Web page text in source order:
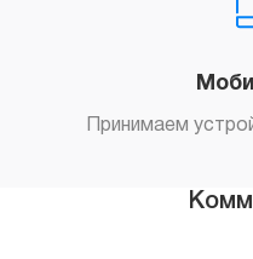
Принимаем